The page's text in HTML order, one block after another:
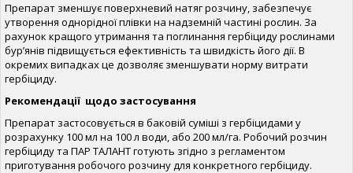
Препарат зменшує поверхневий натяг розчину, забезпечує
утворення однорідної плівки на надземній частині рослин. За
рахунок кращого утримання та поглинання гербіциду рослинами
бур’янів підвищується ефективність та швидкість його дії. В
окремих випадках це дозволяє зменшувати норму витрати
гербіциду.
Рекомендації щодо застосування
Препарат застосовується в баковій суміші з гербіцидами у
розрахунку 100 мл на 100 л води, або 200 мл/га. Робочий розчин
гербіциду та ПАР ТАЛАНТ готують згідно з регламентом
приготування робочого розчину для конкретного гербіциду.